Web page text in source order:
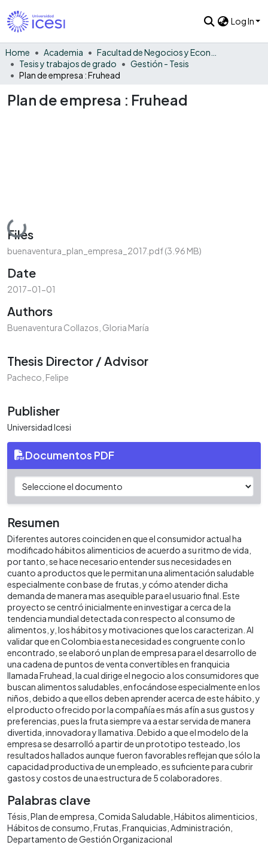
Log In
Home Academia
Tesis y trabajos de grado
Gestión - Tesis
Plan de empresa : Fruhead
Plan de empresa : Fruhead
Loading...
Files
buenaventura_plan_empresa_2017.pdf(3.96 MB)
Date
2017-01-01
Authors
Buenaventura Collazos, Gloria María
Thesis Director / Advisor
Pacheco, Felipe
Publisher
Universidad Icesi
Documentos PDF
Resumen
Diferentes autores coinciden en que el consumidor actual ha
modificado hábitos alimenticios de acuerdo a su ritmo de vida,
por tanto, se hace necesario entender sus necesidades en
cuanto a productos que le permitan una alimentación saludable
especialmente con base de frutas, y cómo atender dicha
demanda de manera mas asequible para el usuario final. Este
proyecto se centró inicialmente en investigar a cerca de la
tendencia mundial detectada con respecto al consumo de
alimentos, y, los hábitos y motivaciones que los caracterizan. Al
validar que en Colombia esta necesidad es congruente con lo
encontrado, se elaboró un plan de empresa para el desarrollo de
una cadena de puntos de venta convertibles en franquicia
llamada Fruhead, la cual dirige el negocio a los consumidores que
buscan alimentos saludables, enfocándose especialmente en los
niños, debido a que ellos deben aprender acerca de este hábito, y
el producto ofrecido por la compañía es más afín a sus gustos y
preferencias, pues la fruta siempre va a estar servida de manera
divertida, innovadora y llamativa. Debido a que el modelo de la
empresa se desarrolló a partir de un prototipo testeado, los
resultados hallados aunque fueron favorables reflejan que sólo la
capacidad productiva de un empleado, es suficiente para cubrir
gastos y costos de una estructura de 5 colaboradores.
Palabras clave
Tésis Plan de empresa Comida Saludable Hábitos alimenticios
Hábitos de consumo Frutas Franquicias Administración
Departamento de Gestión Organizacional